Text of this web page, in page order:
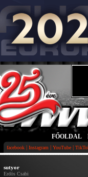
FŐOLDAL
facebook | Instagram | YouTube |
sutyor
Erdös Csabi